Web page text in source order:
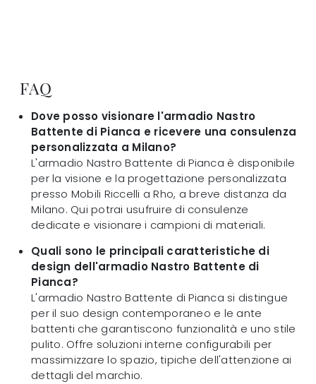
FAQ
Dove posso visionare l'armadio Nastro
Battente di Pianca e ricevere una consulenza
personalizzata a Milano?
L'armadio Nastro Battente di Pianca è disponibile
per la visione e la progettazione personalizzata
presso Mobili Riccelli a Rho, a breve distanza da
Milano. Qui potrai usufruire di consulenze
dedicate e visionare i campioni di materiali.
Quali sono le principali caratteristiche di
design dell'armadio Nastro Battente di
Pianca?
L'armadio Nastro Battente di Pianca si distingue
per il suo design contemporaneo e le ante
battenti che garantiscono funzionalità e uno stile
pulito. Offre soluzioni interne configurabili per
massimizzare lo spazio, tipiche dell'attenzione ai
dettagli del marchio.